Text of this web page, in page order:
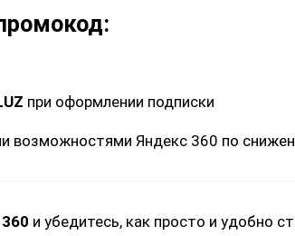
при оформлении подписки
возможностями Яндекс 360 по
и убедитесь, как просто и удобно